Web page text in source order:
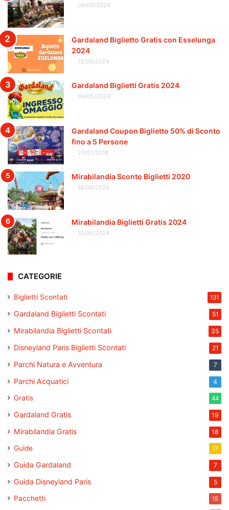
09/05/2024
Gardaland Biglietto Gratis con Esselunga
2024
13/05/2024
Gardaland Biglietti Gratis 2024
09/05/2024
Gardaland Coupon Biglietto 50% di Sconto
fino a 5 Persone
23/01/2018
Mirabilandia Sconto Biglietti 2020
18/08/2020
Mirabilandia Biglietti Gratis 2024
12/05/2024
CATEGORIE
Biglietti Scontati 131
Gardaland Biglietti Scontati 51
Mirabilandia Biglietti Scontati 35
Disneyland Paris Biglietti Scontati 21
Parchi Natura e Avventura 7
Parchi Acquatici 4
Gratis 44
Gardaland Gratis 19
Mirabilandia Gratis 18
Guide 17
Guida Gardaland 7
Guida Disneyland Paris 5
Pacchetti 15